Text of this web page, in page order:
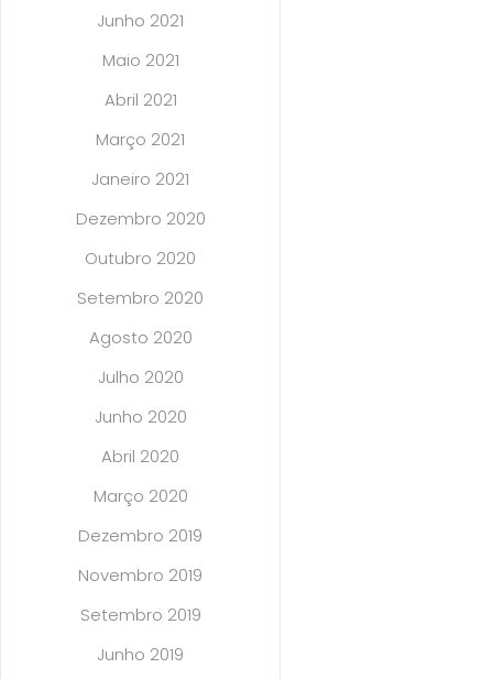
Junho 2021
Maio 2021
Abril 2021
Março 2021
Janeiro 2021
Dezembro 2020
Outubro 2020
Setembro 2020
Agosto 2020
Julho 2020
Junho 2020
Abril 2020
Março 2020
Dezembro 2019
Novembro 2019
Setembro 2019
Junho 2019